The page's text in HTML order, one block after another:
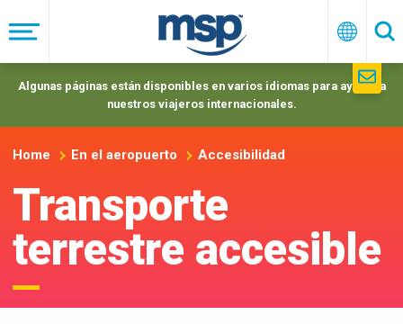
to
main
navigation
Menú
Algunas páginas están disponibles en varios idiomas para ayudar a
nuestros viajeros internacionales.
Home En el aeropuerto Accesibilidad
Transporte
terrestre accesible